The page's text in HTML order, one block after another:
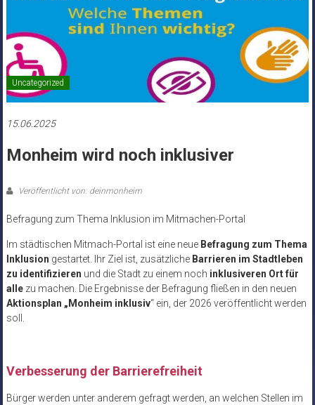
Uncategorized
15.06.2025
Monheim wird noch inklusiver
Veröffentlicht von: deinmonheim
Befragung zum Thema Inklusion im Mitmachen-Portal
Im städtischen Mitmach-Portal ist eine neue Befragung zum Thema
Inklusion gestartet. Ihr Ziel ist, zusätzliche Barrieren im Stadtleben
zu identifizieren und die Stadt zu einem noch inklusiveren Ort für
allezu machen. Die Ergebnisse der Befragung fließen in den neuen
Aktionsplan „Monheim inklusiv“ ein, der 2026 veröffentlicht werden
soll.
Verbesserung der Barrierefreiheit
Bürger werden unter anderem gefragt werden, an welchen Stellen im